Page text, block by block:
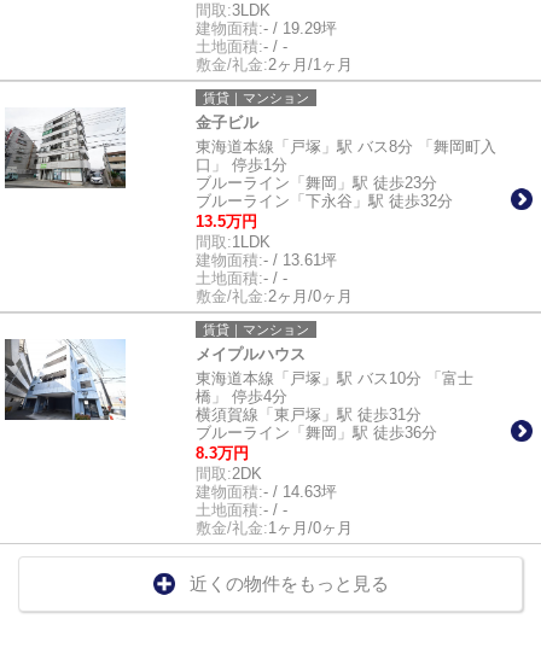
間取:3LDK
建物面積:- / 19.29坪
土地面積:- / -
敷金/礼金:2ヶ月/1ヶ月
賃貸｜マンション
金子ビル
東海道本線「戸塚」駅 バス8分 「舞岡町入
口」 停歩1分
ブルーライン「舞岡」駅 徒歩23分
ブルーライン「下永谷」駅 徒歩32分
13.5万円
間取:1LDK
建物面積:- / 13.61坪
土地面積:- / -
敷金/礼金:2ヶ月/0ヶ月
賃貸｜マンション
メイプルハウス
東海道本線「戸塚」駅 バス10分 「富士
橋」 停歩4分
横須賀線「東戸塚」駅 徒歩31分
ブルーライン「舞岡」駅 徒歩36分
8.3万円
間取:2DK
建物面積:- / 14.63坪
土地面積:- / -
敷金/礼金:1ヶ月/0ヶ月
近くの物件をもっと見る